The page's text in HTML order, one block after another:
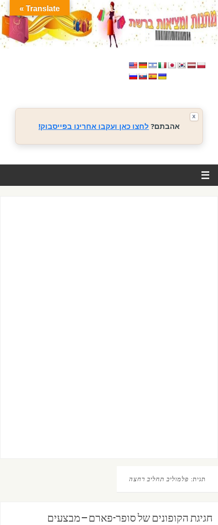
אהבתם? לחצו כאן ועקבו אחרינו בפייסבוק!
X
תגית: פלמוליב תחליב רחצה
חגיגת הקופונים של סופר-פארם – מבצעים
Translate »